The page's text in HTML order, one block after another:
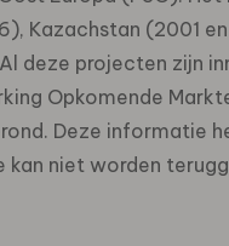
Kazachstan (2001
deze projecten zijn
Opkomende
Deze informatie
kan niet worden